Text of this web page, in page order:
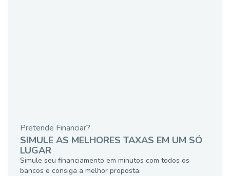
Pretende Financiar?
SIMULE AS MELHORES TAXAS EM UM SÓ
LUGAR
Simule seu financiamento em minutos com todos os
bancos e consiga a melhor proposta.